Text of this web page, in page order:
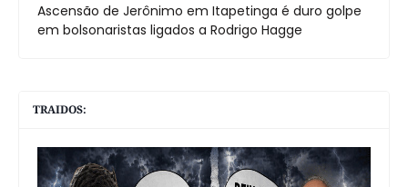
Ascensão de Jerônimo em Itapetinga é duro golpe
em bolsonaristas ligados a Rodrigo Hagge
TRAIDOS: